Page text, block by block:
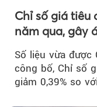
Chỉ số giá tiêu
năm qua, gây
Số liệu vừa được
công bố, Chỉ số
giảm 0,39% so